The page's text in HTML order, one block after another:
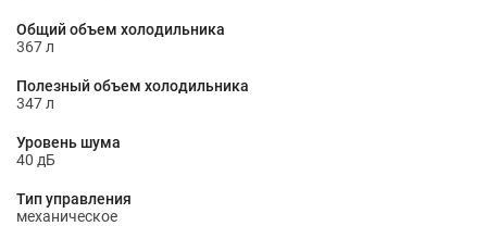
Общий объем холодильника
367 л
Полезный объем холодильника
347 л
Уровень шума
40 дБ
Тип управления
механическое